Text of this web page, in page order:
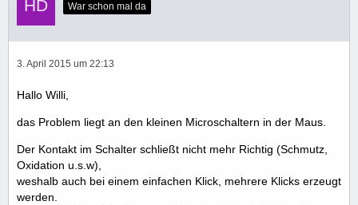
War schon mal da
3. April 2015 um 22:13
Hallo Willi,
das Problem liegt an den kleinen Microschaltern in der Maus.
Der Kontakt im Schalter schließt nicht mehr Richtig (Schmutz,
Oxidation u.s.w),
weshalb auch bei einem einfachen Klick, mehrere Klicks erzeugt
werden.